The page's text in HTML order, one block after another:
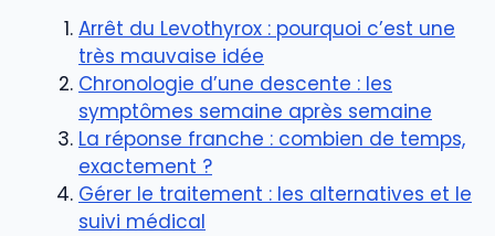
Arrêt du Levothyrox : pourquoi c’est une
très mauvaise idée
Chronologie d’une descente : les
symptômes semaine après semaine
La réponse franche : combien de temps,
exactement ?
Gérer le traitement : les alternatives et le
suivi médical